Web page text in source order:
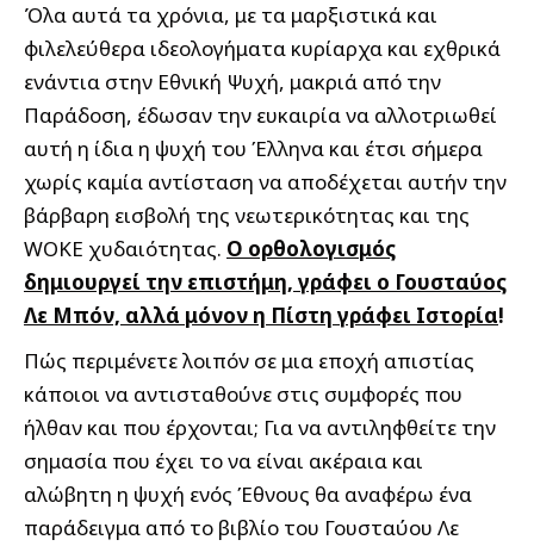
Όλα αυτά τα χρόνια, με τα μαρξιστικά και
φιλελεύθερα ιδεολογήματα κυρίαρχα και εχθρικά
ενάντια στην Εθνική Ψυχή, μακριά από την
Παράδοση, έδωσαν την ευκαιρία να αλλοτριωθεί
αυτή η ίδια η ψυχή του Έλληνα και έτσι σήμερα
χωρίς καμία αντίσταση να αποδέχεται αυτήν την
βάρβαρη εισβολή της νεωτερικότητας και της
WOKE χυδαιότητας. Ο ορθολογισμός
δημιουργεί την επιστήμη, γράφει ο Γουσταύος
Λε Μπόν, αλλά μόνον η Πίστη γράφει Ιστορία!
Πώς περιμένετε λοιπόν σε μια εποχή απιστίας
κάποιοι να αντισταθούνε στις συμφορές που
ήλθαν και που έρχονται; Για να αντιληφθείτε την
σημασία που έχει το να είναι ακέραια και
αλώβητη η ψυχή ενός Έθνους θα αναφέρω ένα
παράδειγμα από το βιβλίο του Γουσταύου Λε